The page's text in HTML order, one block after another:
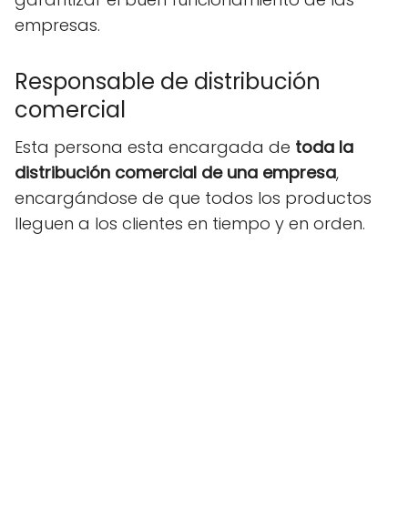
empresas.
Responsable de distribución
comercial
Esta persona esta encargada de toda la
distribución comercial de una empresa,
encargándose de que todos los productos
lleguen a los clientes en tiempo y en orden.